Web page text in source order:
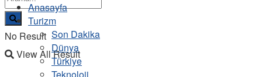
No Result
View All Result
Anasayfa
Turizm
Son Dakika
Dünya
Türkiye